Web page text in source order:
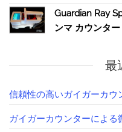
Guardian Ray
ンマ カウンター
最
信頼性の高いガイガーカウ
ガイガーカウンターによる